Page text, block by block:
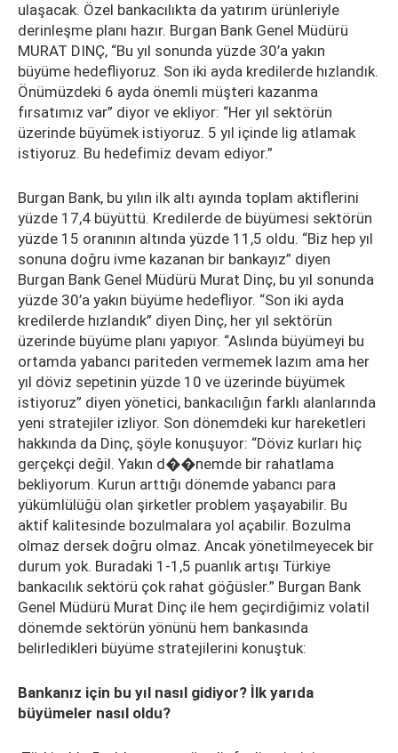
ulaşacak. Özel bankacılıkta da yatırım ürünleriyle
derinleşme planı hazır. Burgan Bank Genel Müdürü
MURAT DINÇ, “Bu yıl sonunda yüzde 30’a yakın
büyüme hedefliyoruz. Son iki ayda kredilerde hızlandık.
Önümüzdeki 6 ayda önemli müşteri kazanma
fırsatımız var” diyor ve ekliyor: “Her yıl sektörün
üzerinde büyümek istiyoruz. 5 yıl içinde lig atlamak
istiyoruz. Bu hedefimiz devam ediyor.”
Burgan Bank, bu yılın ilk altı ayında toplam aktiflerini
yüzde 17,4 büyüttü. Kredilerde de büyümesi sektörün
yüzde 15 oranının altında yüzde 11,5 oldu. “Biz hep yıl
sonuna doğru ivme kazanan bir bankayız” diyen
Burgan Bank Genel Müdürü Murat Dinç, bu yıl sonunda
yüzde 30’a yakın büyüme hedefliyor. “Son iki ayda
kredilerde hızlandık” diyen Dinç, her yıl sektörün
üzerinde büyüme planı yapıyor. “Aslında büyümeyi bu
ortamda yabancı pariteden vermemek lazım ama her
yıl döviz sepetinin yüzde 10 ve üzerinde büyümek
istiyoruz” diyen yönetici, bankacılığın farklı alanlarında
yeni stratejiler izliyor. Son dönemdeki kur hareketleri
hakkında da Dinç, şöyle konuşuyor: “Döviz kurları hiç
gerçekçi değil. Yakın d��nemde bir rahatlama
bekliyorum. Kurun arttığı dönemde yabancı para
yükümlülüğü olan şirketler problem yaşayabilir. Bu
aktif kalitesinde bozulmalara yol açabilir. Bozulma
olmaz dersek doğru olmaz. Ancak yönetilmeyecek bir
durum yok. Buradaki 1-1,5 puanlık artışı Türkiye
bankacılık sektörü çok rahat göğüsler.” Burgan Bank
Genel Müdürü Murat Dinç ile hem geçirdiğimiz volatil
dönemde sektörün yönünü hem bankasında
belirledikleri büyüme stratejilerini konuştuk:
Bankanız için bu yıl nasıl gidiyor? İlk yarıda
büyümeler nasıl oldu?